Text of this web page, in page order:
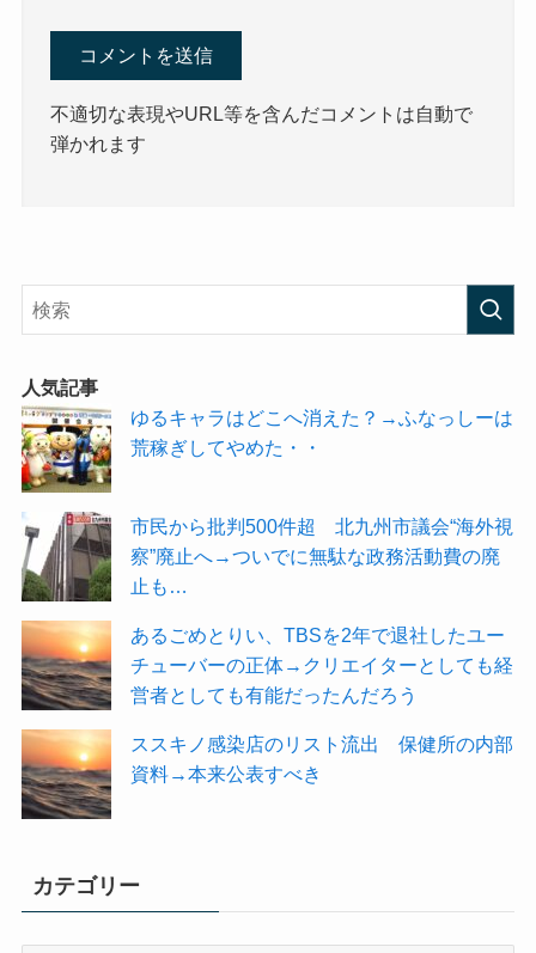
不適切な表現やURL等を含んだコメントは自動で
弾かれます
人気記事
ゆるキャラはどこへ消えた？→ふなっしーは
荒稼ぎしてやめた・・
市民から批判500件超 北九州市議会“海外視
察”廃止へ→ついでに無駄な政務活動費の廃
止も…
あるごめとりい、TBSを2年で退社したユー
チューバーの正体→クリエイターとしても経
営者としても有能だったんだろう
ススキノ感染店のリスト流出 保健所の内部
資料→本来公表すべき
カテゴリー